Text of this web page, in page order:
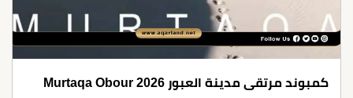
كمبوند مرتقى مدينة العبور Murtaqa Obour 2026